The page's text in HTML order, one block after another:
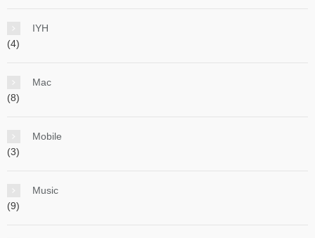
IYH
(4)
Mac
(8)
Mobile
(3)
Music
(9)